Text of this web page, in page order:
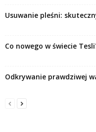
Usuwanie pleśni:
Co nowego w świecie
Odkrywanie prawdziwej